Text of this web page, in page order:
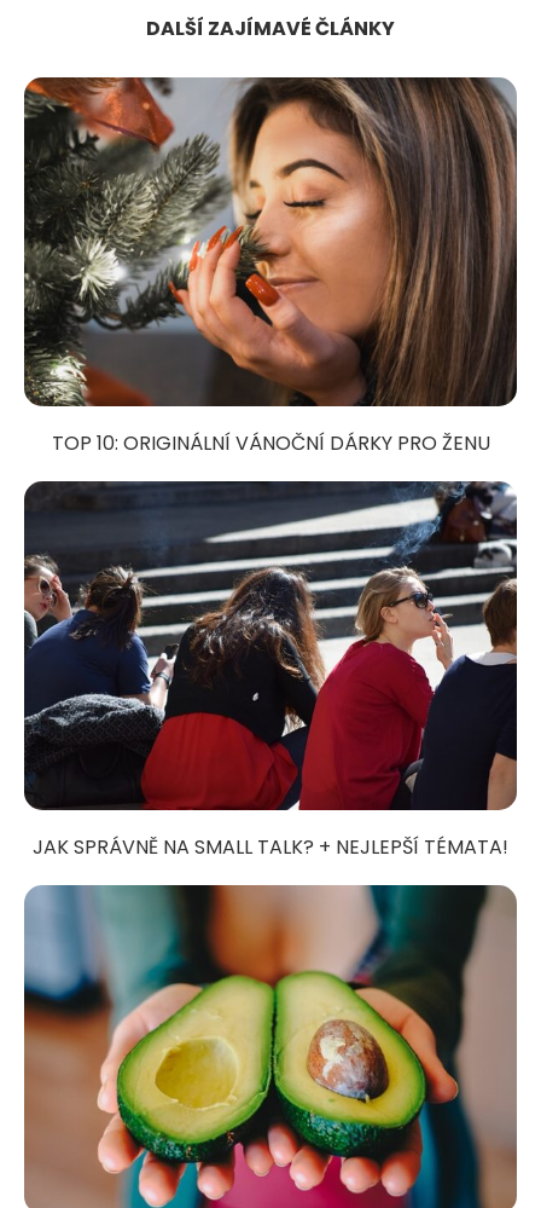
DALŠÍ ZAJÍMAVÉ ČLÁNKY
TOP 10: ORIGINÁLNÍ VÁNOČNÍ DÁRKY PRO ŽENU
JAK SPRÁVNĚ NA SMALL TALK? + NEJLEPŠÍ TÉMATA!